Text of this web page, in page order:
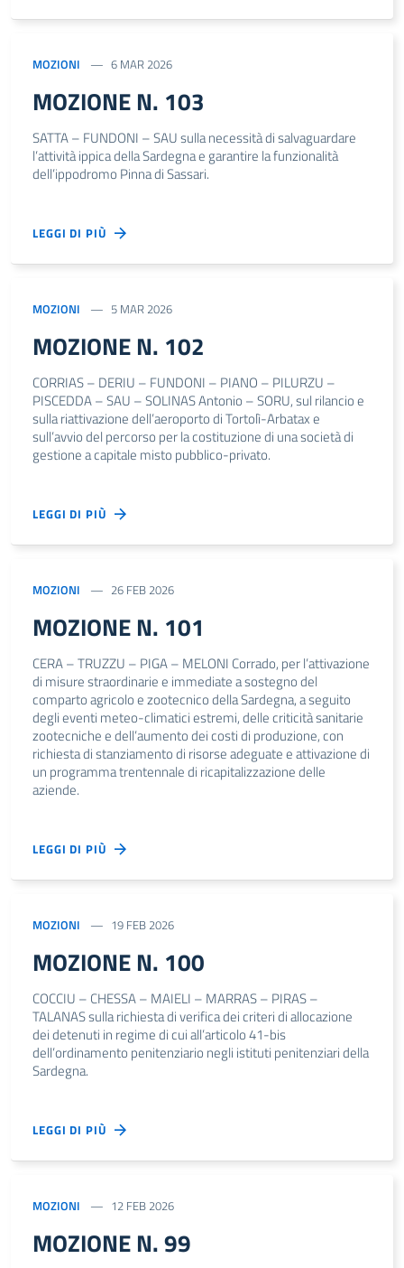
MOZIONI 6 MAR 2026
MOZIONE N. 103
SATTA – FUNDONI – SAU sulla necessità di salvaguardare
l’attività ippica della Sardegna e garantire la funzionalità
dell’ippodromo Pinna di Sassari.
LEGGI DI PIÙ
MOZIONI 5 MAR 2026
MOZIONE N. 102
CORRIAS – DERIU – FUNDONI – PIANO – PILURZU –
PISCEDDA – SAU – SOLINAS Antonio – SORU, sul rilancio e
sulla riattivazione dell’aeroporto di Tortolì-Arbatax e
sull’avvio del percorso per la costituzione di una società di
gestione a capitale misto pubblico-privato.
LEGGI DI PIÙ
MOZIONI 26 FEB 2026
MOZIONE N. 101
CERA – TRUZZU – PIGA – MELONI Corrado, per l’attivazione
di misure straordinarie e immediate a sostegno del
comparto agricolo e zootecnico della Sardegna, a seguito
degli eventi meteo-climatici estremi, delle criticità sanitarie
zootecniche e dell’aumento dei costi di produzione, con
richiesta di stanziamento di risorse adeguate e attivazione di
un programma trentennale di ricapitalizzazione delle
aziende.
LEGGI DI PIÙ
MOZIONI 19 FEB 2026
MOZIONE N. 100
COCCIU – CHESSA – MAIELI – MARRAS – PIRAS –
TALANAS sulla richiesta di verifica dei criteri di allocazione
dei detenuti in regime di cui all’articolo 41-bis
dell’ordinamento penitenziario negli istituti penitenziari della
Sardegna.
LEGGI DI PIÙ
MOZIONI 12 FEB 2026
MOZIONE N. 99